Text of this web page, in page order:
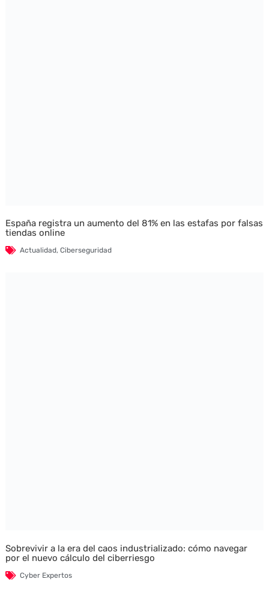
España registra un aumento del 81% en las estafas por falsas
tiendas online
Actualidad, Ciberseguridad
Sobrevivir a la era del caos industrializado: cómo navegar
por el nuevo cálculo del ciberriesgo
Cyber Expertos